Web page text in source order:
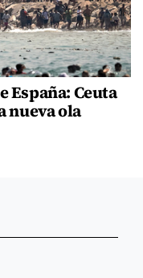
España: Ceuta
nueva ola